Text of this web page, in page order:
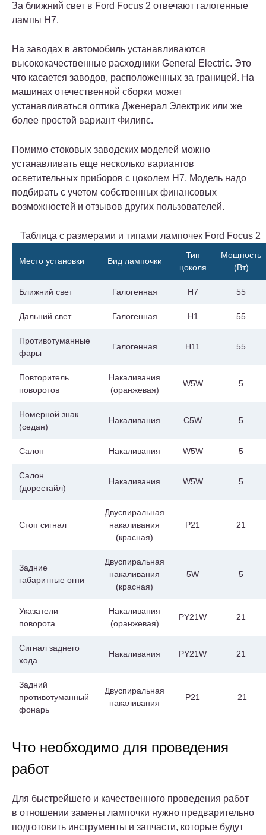
За ближний свет в Ford Focus 2 отвечают галогенные
лампы H7.
На заводах в автомобиль устанавливаются
высококачественные расходники General Electric. Это
что касается заводов, расположенных за границей. На
машинах отечественной сборки может
устанавливаться оптика Дженерал Электрик или же
более простой вариант Филипс.
Помимо стоковых заводских моделей можно
устанавливать еще несколько вариантов
осветительных приборов с цоколем Н7. Модель надо
подбирать с учетом собственных финансовых
возможностей и отзывов других пользователей.
Таблица с размерами и типами лампочек Ford Focus 2
Место установки Вид лампочки
Тип
цоколя
Мощность
(Вт)
Ближний свет Галогенная H7 55
Дальний свет Галогенная H1 55
Противотуманные
фары
Галогенная H11 55
Повторитель
поворотов
Накаливания
(оранжевая)
W5W 5
Номерной знак
(седан)
Накаливания C5W 5
Салон Накаливания W5W 5
Салон
(дорестайл)
Накаливания W5W 5
Стоп сигнал
Двуспиральная
накаливания
(красная)
P21 21
Задние
габаритные огни
Двуспиральная
накаливания
(красная)
5W 5
Указатели
поворота
Накаливания
(оранжевая)
PY21W 21
Сигнал заднего
хода
Накаливания PY21W 21
Задний
противотуманный
фонарь
Двуспиральная
накаливания
P21 21
Что необходимо для проведения
работ
Для быстрейшего и качественного проведения работ
в отношении замены лампочки нужно предварительно
подготовить инструменты и запчасти, которые будут